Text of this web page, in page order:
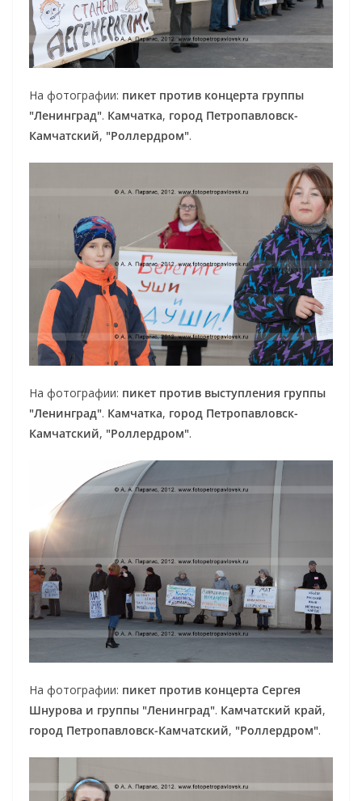
На фотографии: пикет против концерта группы
"Ленинград". Камчатка, город Петропавловск-
Камчатский, "Роллердром".
На фотографии: пикет против выступления группы
"Ленинград". Камчатка, город Петропавловск-
Камчатский, "Роллердром".
На фотографии: пикет против концерта Сергея
Шнурова и группы "Ленинград". Камчатский край,
город Петропавловск-Камчатский, "Роллердром".